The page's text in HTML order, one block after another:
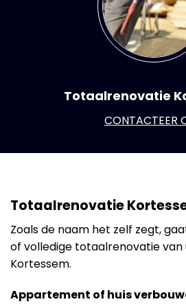
Totaalrenovatie
CONTACTEER
Totaalrenovatie
Zoals de naam het zelf zegt,
of volledige totaalrenovatie van
Kortessem.
Appartement of huis